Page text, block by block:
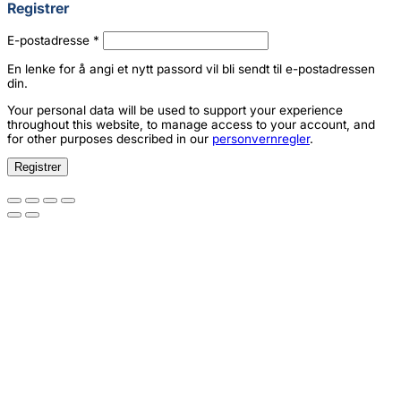
Registrer
E-postadresse *
En lenke for å angi et nytt passord vil bli sendt til e-postadressen
din.
Your personal data will be used to support your experience
throughout this website, to manage access to your account, and
for other purposes described in our personvernregler.
Registrer